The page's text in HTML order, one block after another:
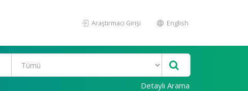
Araştırmacı Girişi English
Detaylı Arama